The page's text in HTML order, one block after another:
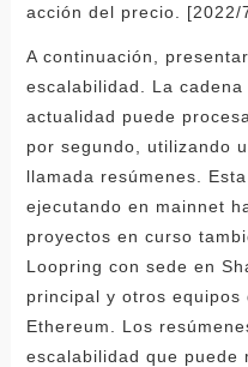
acción del precio. [2022/
A continuación,
escalabilidad. La
actualidad puede
por segundo, utilizando
llamada resúmenes.
ejecutando en mainnet
proyectos en curso
Loopring con sede en
principal y otros
Ethereum. Los
escalabilidad que puede